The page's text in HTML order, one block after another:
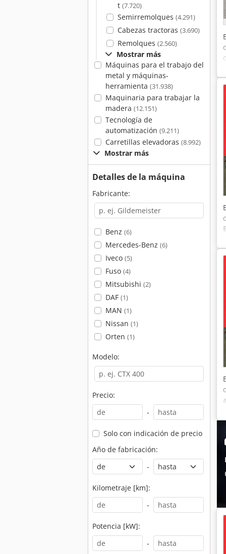
t (7.720)
Semirremolques (4.291)
Cabezas tractoras (3.690)
Remolques (2.560)
Mostrar más
Máquinas para el trabajo del
metal y máquinas-
herramienta (31.938)
Maquinaria para trabajar la
madera (12.151)
Tecnología de
automatización (9.211)
Carretillas elevadoras (8.992)
Mostrar más
Detalles de la máquina
Fabricante:
Benz (6)
Mercedes-Benz (6)
Iveco (5)
Fuso (4)
Mitsubishi (2)
DAF (1)
MAN (1)
Nissan (1)
Orten (1)
Modelo:
Precio:
-
Solo con indicación de precio
Año de fabricación:
-
Kilometraje [km]:
-
Potencia [kW]:
-